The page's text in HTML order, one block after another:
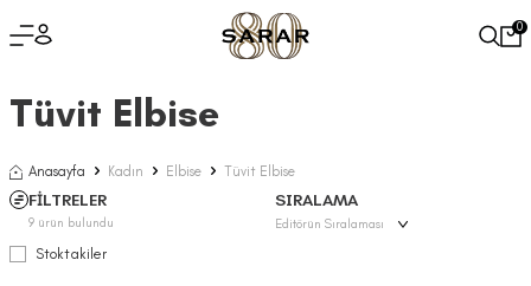
0
Tüvit Elbise
Anasayfa Kadın Elbise Tüvit Elbise
FİLTRELER
9 ürün bulundu
SIRALAMA
Stoktakiler